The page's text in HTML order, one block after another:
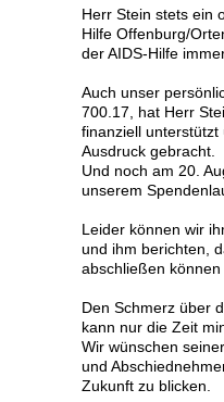
Herr Stein stets ein
Hilfe Offenburg/
der AIDS-Hilfe
Auch unser
700.17, hat Herr
finanziell
Ausdruck gebracht.
Und noch am 20.
unserem
Leider können wir
und ihm berichten,
abschließen
Den Schmerz über
kann nur die Zeit
Wir wünschen
und
Zukunft zu blicken.